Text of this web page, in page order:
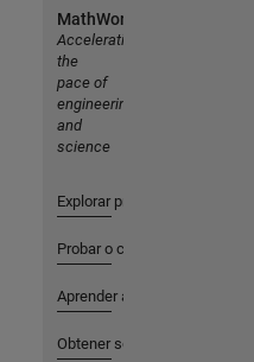
MathWorks
Accelerating
the
pace of
engineering
and
science
Explorar productos
Probar o comprar
Aprender a utilizar
Obtener soporte